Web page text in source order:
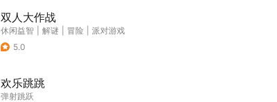
双人大作战
休闲益智 解谜 冒险
派对游戏
5.0
欢乐跳跳
弹射跳跃